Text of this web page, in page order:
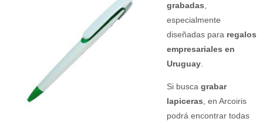
grabadas
especialmente
diseñadas para regalos
empresariales en
Uruguay
Si busca grabar
lapiceras , en Arcoiris
podrá encontrar todas